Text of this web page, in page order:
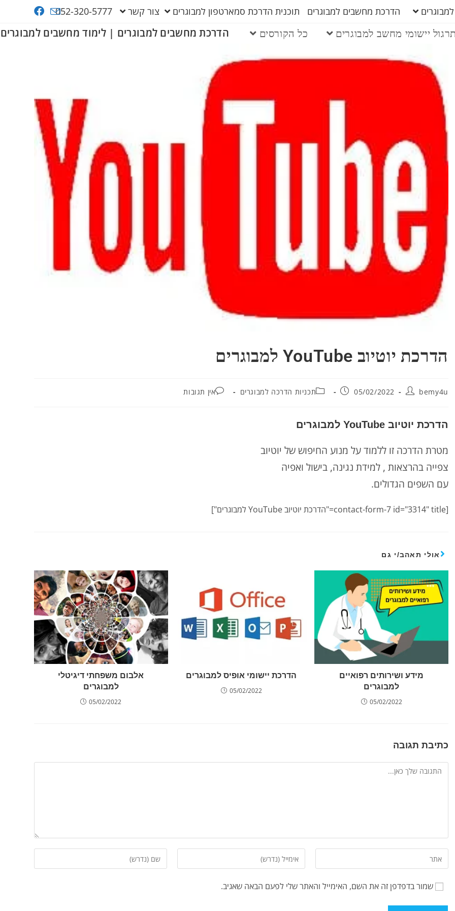
הדרכת מחשבים למבוגרים תוכנית הדרכת סמארטפון למבוגרים צור קשר 052-320-5777
הדרכת מחשבים למבוגרים | לימוד מחשבים למבוגרים כל הקורסים תרגול יישומי מחשב למבוגרים
הדרכת יוטיוב YouTube למבוגרים
bemy4u
05/02/2022 תכניות הדרכה למבוגרים אין תגובות
הדרכת יוטיוב YouTube למבוגרים
מטרת הדרכה זו ללמוד על מנוע החיפוש של יוטיוב
צפייה בהרצאות , למידת נגינה, בישול ואפיה
עם השפים הגדולים.
[contact-form-7 id="3314" title="הדרכת יוטיוב YouTube למבוגרים"]
אולי תאהב/י גם
אלבום משפחתי דיגיטלי
למבוגרים
05/02/2022
הדרכת יישומי אופיס למבוגרים
05/02/2022
מידע ושירותים רפואיים
למבוגרים
05/02/2022
כתיבת תגובה
שמור בדפדפן זה את השם, האימייל והאתר שלי לפעם הבאה שאגיב.